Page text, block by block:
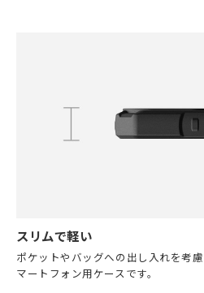
スリムで軽い
ポケットやバッグへの出し入れを考
マートフォン用ケースです。